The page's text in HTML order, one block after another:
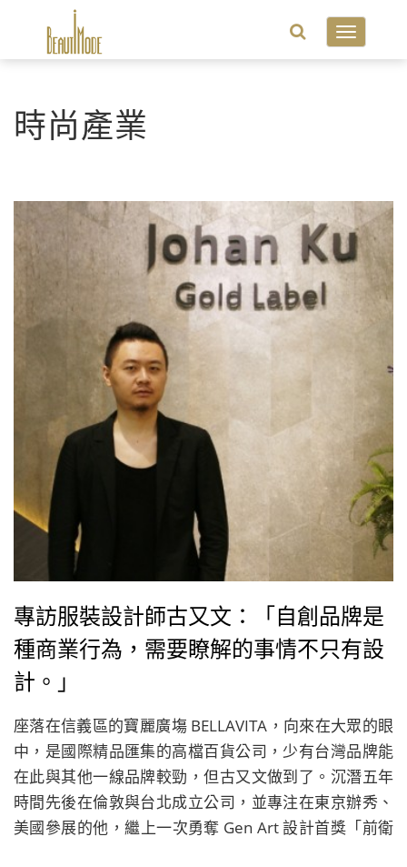
Toggle
時尚產業
專訪服裝設計師古又文：「自創品牌是
種商業行為，需要瞭解的事情不只有設
計。」
座落在信義區的寶麗廣塲 BELLAVITA，向來在大眾的眼
中，是國際精品匯集的高檔百貨公司，少有台灣品牌能
在此與其他一線品牌較勁，但古又文做到了。沉潛五年
時間先後在倫敦與台北成立公司，並專注在東京辦秀、
美國參展的他，繼上一次勇奪 Gen Art 設計首獎「前衛